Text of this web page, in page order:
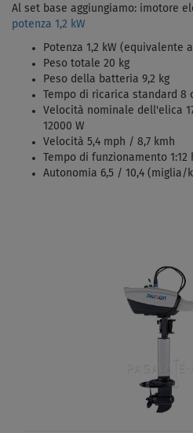
Al set base aggiungiamo: imotore
potenza 1,2 kW
Potenza 1,2 kW (equivalente a
Peso totale 20 kg
Peso della batteria 9,2 kg
Tempo di ricarica standard 8
Velocità nominale dell'elica
12000 W
Velocità 5,4 mph / 8,7 kmh
Tempo di funzionamento 1:12
Autonomia 6,5 / 10,4 (miglia/